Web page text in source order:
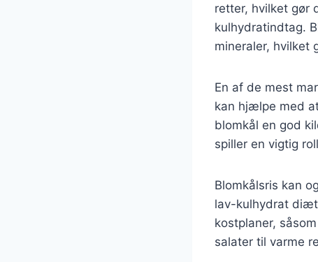
retter, hvilket gør
kulhydratindtag.
mineraler, hvilket
En af de mest
kan hjælpe med
blomkål en god
spiller en vigtig
Blomkålsris kan
lav-kulhydrat
kostplaner,
salater til varme